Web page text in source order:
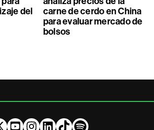
del
carne de cerdo en China
para evaluar mercado de
bolsos